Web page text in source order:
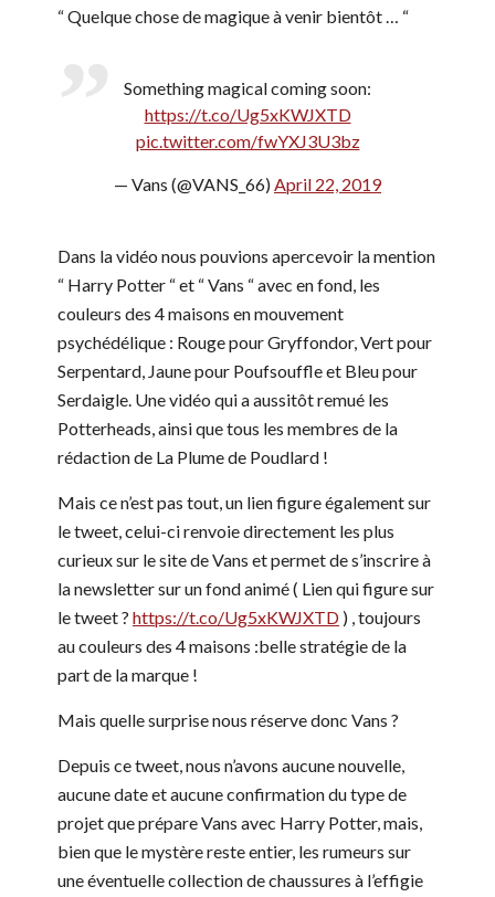
“ Quelque chose de magique à venir bientôt … “
Something magical coming soon:
https://t.co/Ug5xKWJXTD
pic.twitter.com/fwYXJ3U3bz
— Vans (@VANS_66)April 22, 2019
Dans la vidéo nous pouvions apercevoir la mention
“ Harry Potter “ et “ Vans “ avec en fond, les
couleurs des 4 maisons en mouvement
psychédélique : Rouge pour Gryffondor, Vert pour
Serpentard, Jaune pour Poufsouffle et Bleu pour
Serdaigle. Une vidéo qui a aussitôt remué les
Potterheads, ainsi que tous les membres de la
rédaction de La Plume de Poudlard !
Mais ce n’est pas tout, un lien figure également sur
le tweet, celui-ci renvoie directement les plus
curieux sur le site de Vans et permet de s’inscrire à
la newsletter sur un fond animé ( Lien qui figure sur
le tweet ? https://t.co/Ug5xKWJXTD ) , toujours
au couleurs des 4 maisons :belle stratégie de la
part de la marque !
Mais quelle surprise nous réserve donc Vans ?
Depuis ce tweet, nous n’avons aucune nouvelle,
aucune date et aucune confirmation du type de
projet que prépare Vans avec Harry Potter, mais,
bien que le mystère reste entier, les rumeurs sur
une éventuelle collection de chaussures à l’effigie